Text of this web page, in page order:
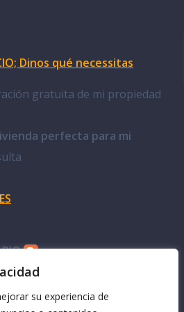
su experiencia de
Dinos qué necessitas
gratuita de mi propiedad
perfecta para mi